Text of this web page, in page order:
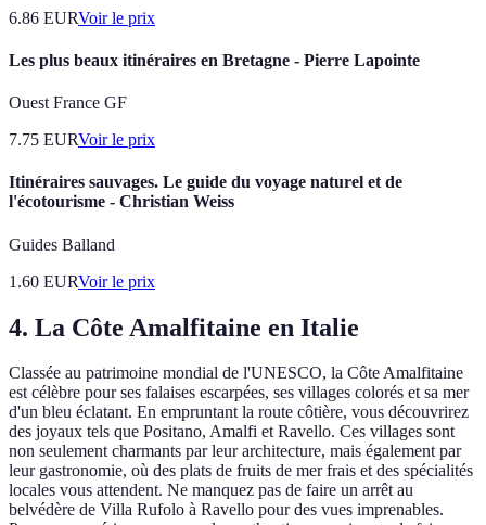
6.86 EURVoir le prix
Les plus beaux itinéraires en Bretagne - Pierre Lapointe
Ouest France GF
7.75 EURVoir le prix
Itinéraires sauvages. Le guide du voyage naturel et de
l'écotourisme - Christian Weiss
Guides Balland
1.60 EURVoir le prix
4. La Côte Amalfitaine en Italie
Classée au patrimoine mondial de l'UNESCO, la Côte Amalfitaine
est célèbre pour ses falaises escarpées, ses villages colorés et sa mer
d'un bleu éclatant. En empruntant la route côtière, vous découvrirez
des joyaux tels que Positano, Amalfi et Ravello. Ces villages sont
non seulement charmants par leur architecture, mais également par
leur gastronomie, où des plats de fruits de mer frais et des spécialités
locales vous attendent. Ne manquez pas de faire un arrêt au
belvédère de Villa Rufolo à Ravello pour des vues imprenables.